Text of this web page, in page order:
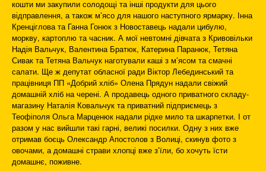
кошти ми закупили солодощі та інші продукти для цього
відправлення, а також м’ясо для нашого наступного ярмарку. Інна
Кренціглова та Ганна Гонюк з Новоставець надали цибулю,
моркву, картоплю та часник. А мої невтомні дівчата з Кривовільки
Надія Вальчук, Валентина Братюк, Катерина Паранюк, Тетяна
Сивак та Тетяна Вальчук наготували каші з м’ясом та смачні
салати. Ще ж депутат обласної ради Віктор Лебединський та
працівниця ПП «Добрий хліб» Олена Прядун надали свіжий
домашній хліб на черені. А продавець одного приватного складу-
магазину Наталія Ковальчук та приватний підприємець з
Теофіполя Ольга Марценюк надали рідке мило та шкарпетки. І от
разом у нас вийшли такі гарні, великі посилки. Одну з них вже
отримав боєць Олександр Апостолов з Волиці, скинув фото з
овочами, а домашні страви хлопці вже з’їли, бо хочуть їсти
домашнє, поживне.